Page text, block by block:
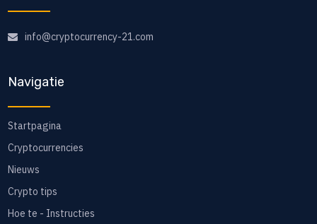
info@cryptocurrency-21.com
Navigatie
Startpagina
Cryptocurrencies
Nieuws
Crypto tips
Hoe te - Instructies